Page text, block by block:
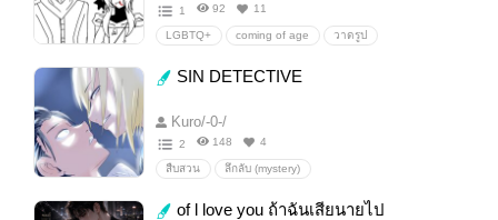
1 92 11
LGBTQ+ coming of age วาดรูป
สาววาย วาดเกย์ๆ ลงไปเรื่อย
SIN DETECTIVE
Kuro/-0-/
2 148 4
สืบสวน ลึกลับ (mystery)
of l love you ถ้าฉันเสียนายไป